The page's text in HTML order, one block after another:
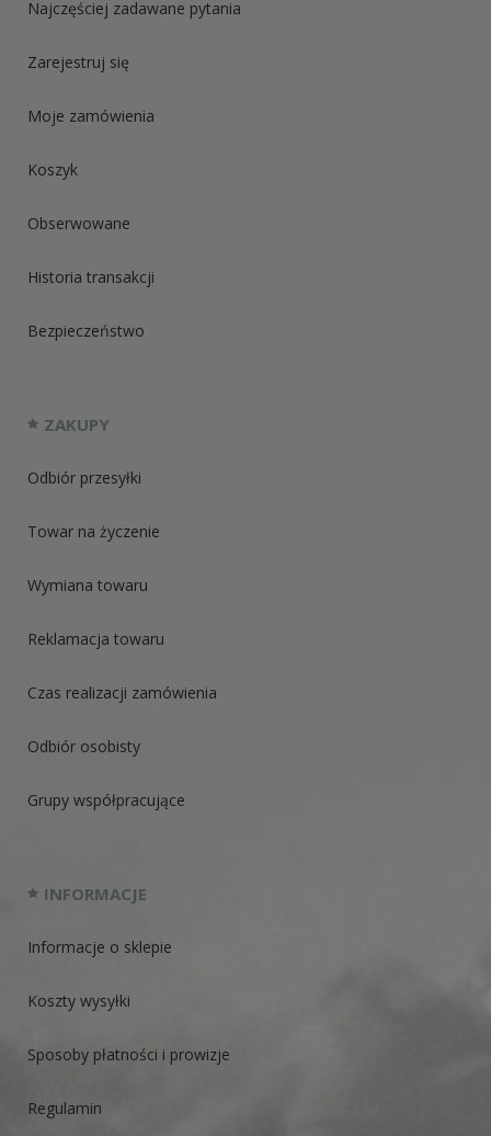
Najczęściej zadawane pytania
Zarejestruj się
Moje zamówienia
Koszyk
Obserwowane
Historia transakcji
Bezpieczeństwo
ZAKUPY
Odbiór przesyłki
Towar na życzenie
Wymiana towaru
Reklamacja towaru
Czas realizacji zamówienia
Odbiór osobisty
Grupy współpracujące
INFORMACJE
Informacje o sklepie
Koszty wysyłki
Sposoby płatności i prowizje
Regulamin